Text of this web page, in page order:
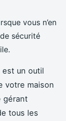
vous n’en
sécurité
est un outil
votre maison
gérant
tous les